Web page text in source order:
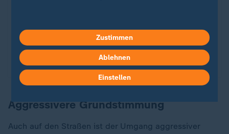
Gewalt werden als Männer. Doch die Täter finden
sich häufig im engsten Umfeld.
Aggressivere Grundstimmung
Auch auf den Straßen ist der Umgang aggressiver
Zustimmen
Ablehnen
Einstellen